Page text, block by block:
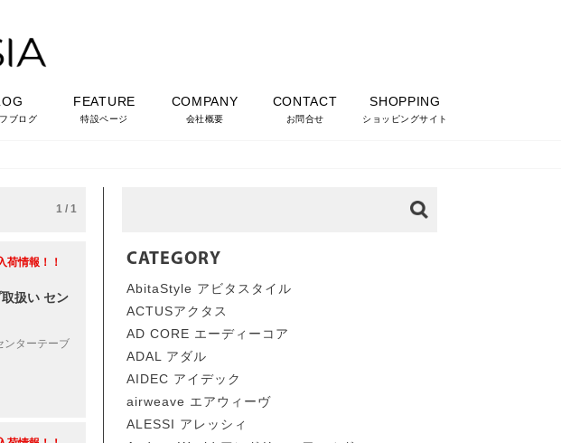
ブログ
FEATURE
特設ページ
COMPANY
会社概要
CONTACT
お問合せ
SHOPPING
ショッピングサイト
1 / 1
荷情報！！
扱い セン
ンターテーブ
CATEGORY
AbitaStyle アビタスタイル
ACTUSアクタス
AD CORE エーディーコア
ADAL アダル
AIDEC アイデック
airweave エアウィーヴ
ALESSI アレッシィ